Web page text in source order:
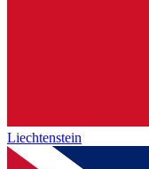
Liechtenstein